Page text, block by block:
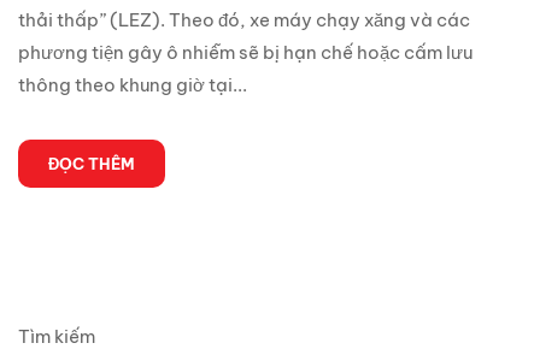
Tìm kiếm
thải thấp” (LEZ). Theo đó, xe máy chạy xăng và các
phương tiện gây ô nhiễm sẽ bị hạn chế hoặc cấm lưu
thông theo khung giờ tại...
ĐỌC THÊM